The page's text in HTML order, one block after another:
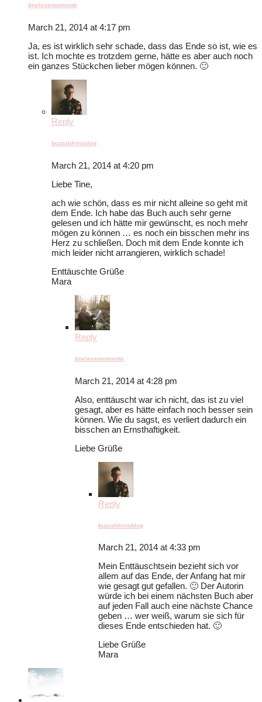
tinelesemomente
March 21, 2014 at 4:17 pm
Ja, es ist wirklich sehr schade, dass das Ende so ist, wie es
ist. Ich mochte es trotzdem gerne, hätte es aber auch noch
ein ganzes Stückchen lieber mögen können. 🙂
Reply
buzzaldrinsblog
March 21, 2014 at 4:20 pm
Liebe Tine,
ach wie schön, dass es mir nicht alleine so geht mit
dem Ende. Ich habe das Buch auch sehr gerne
gelesen und ich hätte mir gewünscht, es noch mehr
mögen zu können … es noch ein bisschen mehr ins
Herz zu schließen. Doch mit dem Ende konnte ich
mich leider nicht arrangieren, wirklich schade!
Enttäuschte Grüße
Mara
Reply
tinelesemomente
March 21, 2014 at 4:28 pm
Also, enttäuscht war ich nicht, das ist zu viel
gesagt, aber es hätte einfach noch besser sein
können. Wie du sagst, es verliert dadurch ein
bisschen an Ernsthaftigkeit.
Liebe Grüße
Reply
buzzaldrinsblog
March 21, 2014 at 4:33 pm
Mein Enttäuschtsein bezieht sich vor
allem auf das Ende, der Anfang hat mir
wie gesagt gut gefallen. 🙂 Der Autorin
würde ich bei einem nächsten Buch aber
auf jeden Fall auch eine nächste Chance
geben … wer weiß, warum sie sich für
dieses Ende entschieden hat. 🙂
Liebe Grüße
Mara